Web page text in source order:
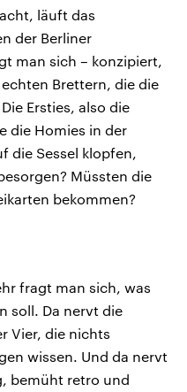
läuft das
der Berliner
man sich – konzipiert,
Brettern, die die
Ersties, also die
die Homies in der
die Sessel klopfen,
Müssten die
bekommen?
fragt man sich, was
soll. Da nervt die
Vier, die nichts
wissen. Und da nervt
bemüht retro und